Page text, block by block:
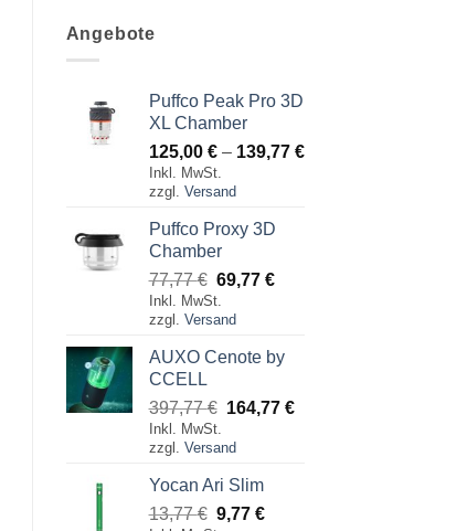
Angebote
Puffco Peak Pro 3D
XL Chamber
125,00 € – 139,77 €Preisspanne:
Inkl. MwSt.
zzgl. Versand
Puffco Proxy 3D
Chamber
77,77€ Ursprünglicher
Preis
war:
77,77 €
69,77€Aktueller
69,77 €.
Inkl. MwSt.
zzgl. Versand
AUXO Cenote by
CCELL
397,77€ Ursprünglicher
war:
397,77 €
164,77€Aktueller
Inkl. MwSt.
zzgl. Versand
Yocan Ari Slim
13,77€ Ursprünglicher
9,77€Aktueller